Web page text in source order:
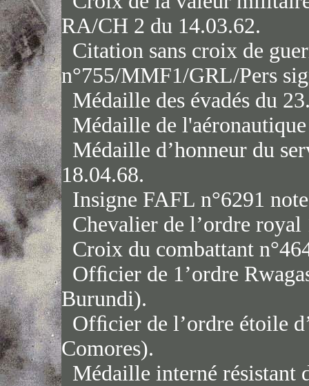
RA/CH 2 du 14.03.62.
Citation sans croix de
n°755/MMF1/GRL/Pers
Médaille des évadés du
Médaille de
Médaille d’honneur du
18.04.68.
Insigne FAFL n°6291
Chevalier de l’ordre royal
Croix du combattant
Ofﬁcier de 1’ordre
Burundi).
Ofﬁcier de l’ordre étoile
Comores).
Médaille interné résistant